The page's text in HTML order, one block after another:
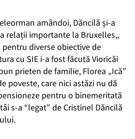
amândoi, Dăncilă și-a
relații importante la Bruxelles,,
diverse obiective de
cu SIE i-a fost făcută Vioricăi
prieten de familie, Florea „Ică”
poveste, care nici astăzi nu dă
pentru o binemeritată
s-a “legat” de Cristinel Dăncilă